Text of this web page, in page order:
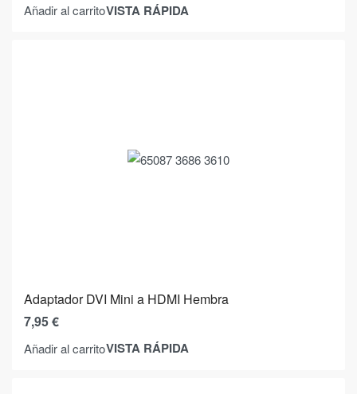
Añadir al carritoVISTA RÁPIDA
Adaptador DVI Mini a HDMI Hembra
7,95€
Añadir al carritoVISTA RÁPIDA